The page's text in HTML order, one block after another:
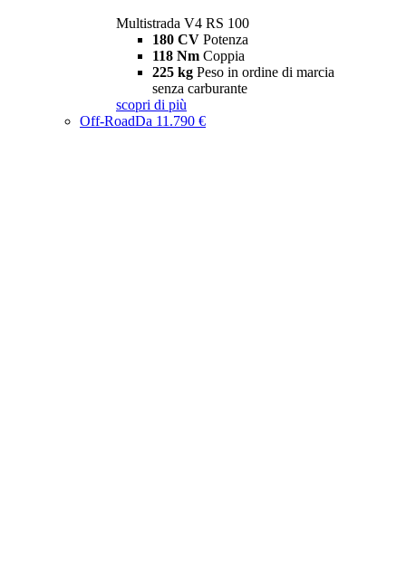
Multistrada V4 RS 100
180 CV Potenza
118 Nm Coppia
225 kg Peso in ordine di marcia
senza carburante
scopri di più
Off-RoadDa 11.790 €